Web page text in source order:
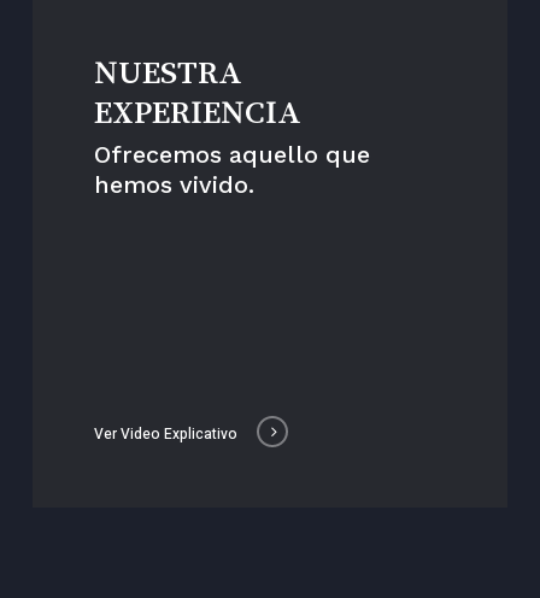
NUESTRA
EXPERIENCIA
Ofrecemos aquello que
hemos vivido.
Ver Video Explicativo